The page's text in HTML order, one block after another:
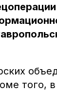
того,